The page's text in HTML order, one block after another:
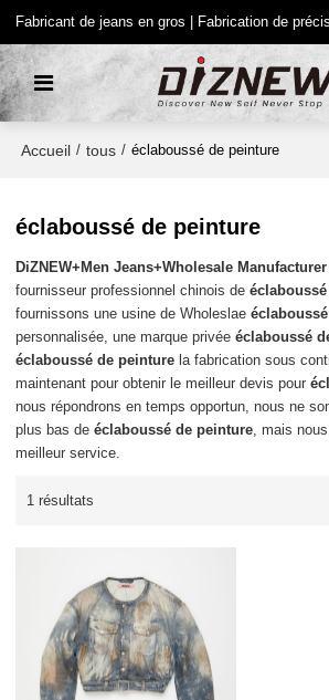
Fabricant de jeans en gros | Fabrication de
Accueil / tous / éclaboussé de peinture
éclaboussé de peinture
DiZNEW+Men Jeans+Wholesale Manufacturer
fournisseur professionnel chinois de
fournissons une usine de Wholeslae
personnalisée, une marque privéeéclaboussé
éclaboussé de peinture la fabrication sous
maintenant pour obtenir le meilleur devis pour
nous répondrons en temps opportun, nous ne
plus bas deéclaboussé de peinture, mais
meilleur service.
1 résultats